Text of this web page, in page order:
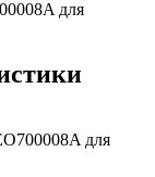
для